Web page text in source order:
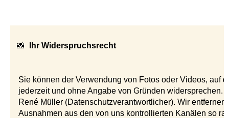
📸 Ihr Widerspruchsrecht
Sie können der Verwendung von Fotos oder Videos, auf
jederzeit und ohne Angabe von Gründen widersprechen.
René Müller (Datenschutzverantwortlicher). Wir entfernen
Ausnahmen aus den von uns kontrollierten Kanälen so